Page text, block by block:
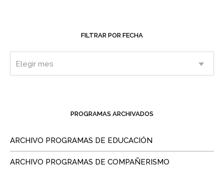
FILTRAR POR FECHA
PROGRAMAS ARCHIVADOS
ARCHIVO PROGRAMAS DE EDUCACIÓN
ARCHIVO PROGRAMAS DE COMPAÑERISMO